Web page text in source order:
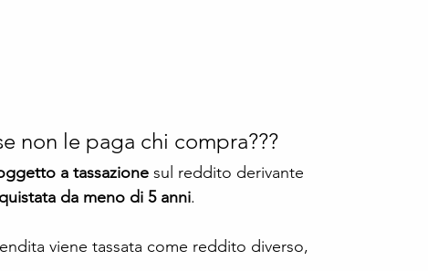
non le paga chi compra???
a tassazione sul reddito derivante
da meno di 5 anni.
viene tassata come reddito diverso,